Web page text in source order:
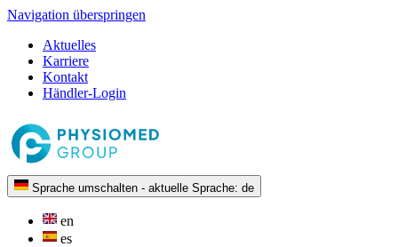
Navigation überspringen
Aktuelles
Karriere
Kontakt
Händler-Login
Sprache umschalten - aktuelle Sprache: de
en
es